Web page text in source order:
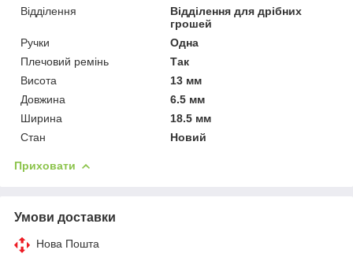
Відділення
Відділення для дрібних
грошей
Ручки
Одна
Плечовий ремінь
Так
Висота
13 мм
Довжина
6.5 мм
Ширина
18.5 мм
Стан
Новий
Приховати
Умови доставки
Нова Пошта